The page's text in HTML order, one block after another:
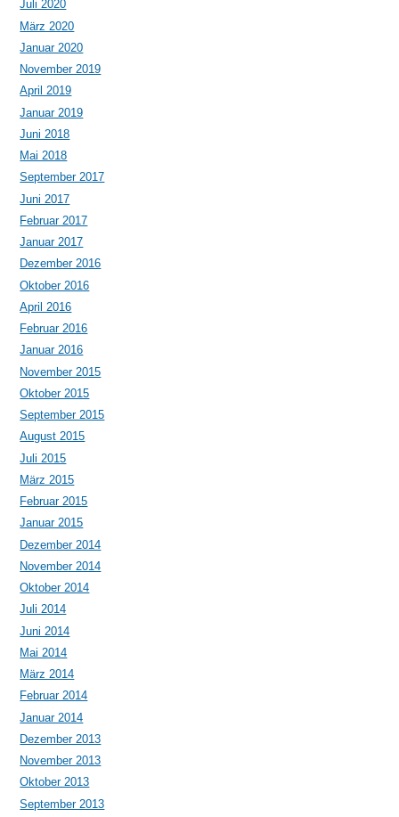
Juli 2020
März 2020
Januar 2020
November 2019
April 2019
Januar 2019
Juni 2018
Mai 2018
September 2017
Juni 2017
Februar 2017
Januar 2017
Dezember 2016
Oktober 2016
April 2016
Februar 2016
Januar 2016
November 2015
Oktober 2015
September 2015
August 2015
Juli 2015
März 2015
Februar 2015
Januar 2015
Dezember 2014
November 2014
Oktober 2014
Juli 2014
Juni 2014
Mai 2014
März 2014
Februar 2014
Januar 2014
Dezember 2013
November 2013
Oktober 2013
September 2013